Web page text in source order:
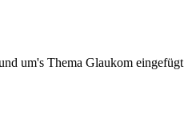
um's Thema Glaukom eingefügt